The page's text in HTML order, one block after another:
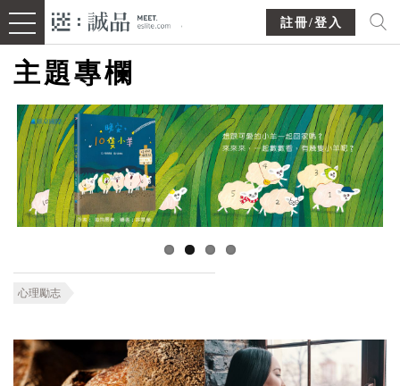
註冊/登入
主題專欄
心理勵志